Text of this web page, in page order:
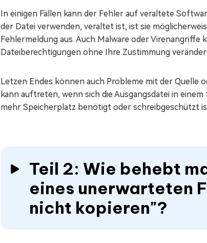
In einigen Fällen kann der Fehler auf veraltete
der Datei verwenden, veraltet ist, ist sie
Fehlermeldung aus. Auch Malware oder
Dateiberechtigungen ohne Ihre Zustimmung
Letzen Endes können auch Probleme mit der Quelle
kann auftreten, wenn sich die Ausgangsdatei in
mehr Speicherplatz benötigt oder schreibgeschützt
Teil 2: Wie behebt
eines unerwarteten
nicht kopieren"?